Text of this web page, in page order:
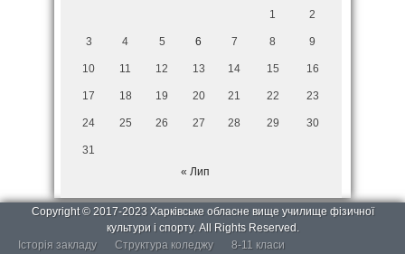
1 2
3 4 5 6 7 8 9
10 11 12 13 14 15 16
17 18 19 20 21 22 23
24 25 26 27 28 29 30
31
« Лип
Copyright © 2017-2023 Харківське обласне вище училище фізичної
культури і спорту. All Rights Reserved.
Історія закладу
Структура коледжу
8-11 класи